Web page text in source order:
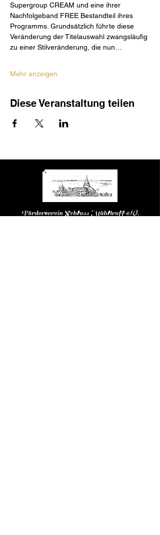
Supergroup CREAM und eine ihrer
Nachfolgeband FREE Bestandteil ihres
Programms. Grundsätzlich führte diese
Veränderung der Titelauswahl zwangsläufig
zu einer Stilveränderung, die nun…
Mehr anzeigen
Diese Veranstaltung teilen
Förderverein Schloss Mühltroff e.V.